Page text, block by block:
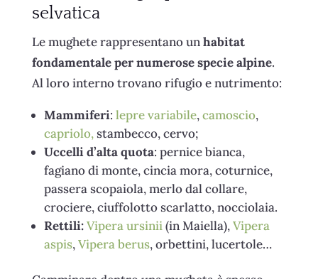
selvatica
Le mughete rappresentano unhabitat
fondamentale per numerose specie alpine.
Al loro interno trovano rifugio e nutrimento:
Mammiferi: lepre variabile,camoscio,
capriolo,stambecco, cervo;
Uccelli d’alta quota: pernice bianca,
fagiano di monte, cincia mora, coturnice,
passera scopaiola, merlo dal collare,
crociere, ciuffolotto scarlatto, nocciolaia.
Rettili:Vipera ursinii(in Maiella),Vipera
aspis,Vipera berus, orbettini, lucertole…